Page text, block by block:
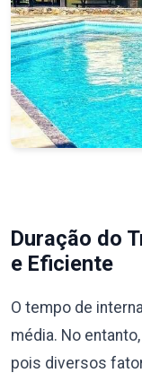
Duração do
e Eficiente
O tempo de
média. No
pois diversos